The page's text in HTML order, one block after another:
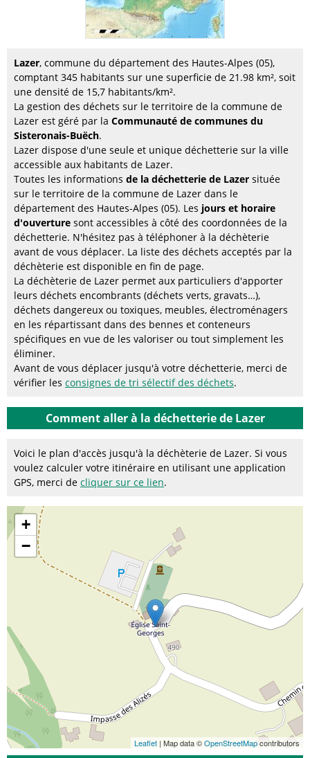
Lazer, commune du département des Hautes-Alpes (05),
comptant 345 habitants sur une superficie de 21.98 km², soit
une densité de 15,7 habitants/km².
La gestion des déchets sur le territoire de la commune de
Lazer est géré par la Communauté de communes du
Sisteronais-Buëch.
Lazer dispose d'une seule et unique déchetterie sur la ville
accessible aux habitants de Lazer.
Toutes les informations de la déchetterie de Lazer située
sur le territoire de la commune de Lazer dans le
département des Hautes-Alpes (05). Les jours et horaire
d'ouverture sont accessibles à côté des coordonnées de la
déchetterie. N'hésitez pas à téléphoner à la déchèterie
avant de vous déplacer. La liste des déchets acceptés par la
déchèterie est disponible en fin de page.
La déchèterie de Lazer permet aux particuliers d'apporter
leurs déchets encombrants (déchets verts, gravats…),
déchets dangereux ou toxiques, meubles, électroménagers
en les répartissant dans des bennes et conteneurs
spécifiques en vue de les valoriser ou tout simplement les
éliminer.
Avant de vous déplacer jusqu'à votre déchetterie, merci de
vérifier les consignes de tri sélectif des déchets.
Comment aller à la déchetterie de Lazer
Voici le plan d'accès jusqu'à la déchèterie de Lazer. Si vous
voulez calculer votre itinéraire en utilisant une application
GPS, merci de cliquer sur ce lien.
+
−
Leaflet | Map data ©OpenStreetMapcontributors